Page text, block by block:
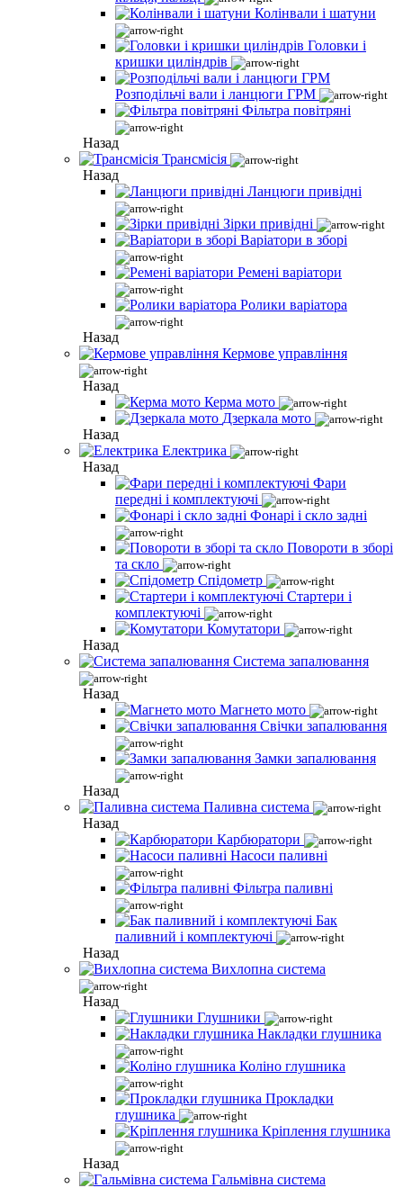
Колінвали і шатуни
Головки і
кришки циліндрів
Розподільчі вали і ланцюги ГРМ
Фільтра повітряні
Назад
Трансмісія
Назад
Ланцюги привідні
Зірки привідні
Варіатори в зборі
Ремені варіатори
Ролики варіатора
Назад
Кермове управління
Назад
Керма мото
Дзеркала мото
Назад
Електрика
Назад
Фари
передні і комплектуючі
Фонарі і скло задні
Повороти в зборі
та скло
Спідометр
Стартери і
комплектуючі
Комутатори
Назад
Система запалювання
Назад
Магнето мото
Свічки запалювання
Замки запалювання
Назад
Паливна система
Назад
Карбюратори
Насоси паливні
Фільтра паливні
Бак
паливний і комплектуючі
Назад
Вихлопна система
Назад
Глушники
Накладки глушника
Коліно глушника
Прокладки
глушника
Кріплення глушника
Назад
Гальмівна система